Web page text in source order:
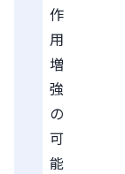
作
用
増
強
の
可
能